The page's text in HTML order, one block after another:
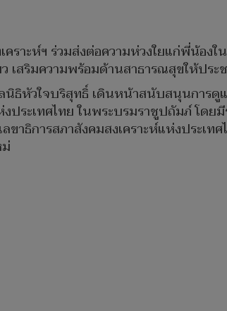
าะห์ฯ ร่วมส่งต่อความห่วงใยแก่พี่น้อง
เสริมความพร้อมด้านสาธารณสุขให้ประ
นิธิหัวใจบริสุทธิ์ เดินหน้าสนับสนุนกา
ประเทศไทย ในพระบรมราชูปถัมภ์ โด
ขาธิการสภาสังคมสงเคราะห์แห่งประ